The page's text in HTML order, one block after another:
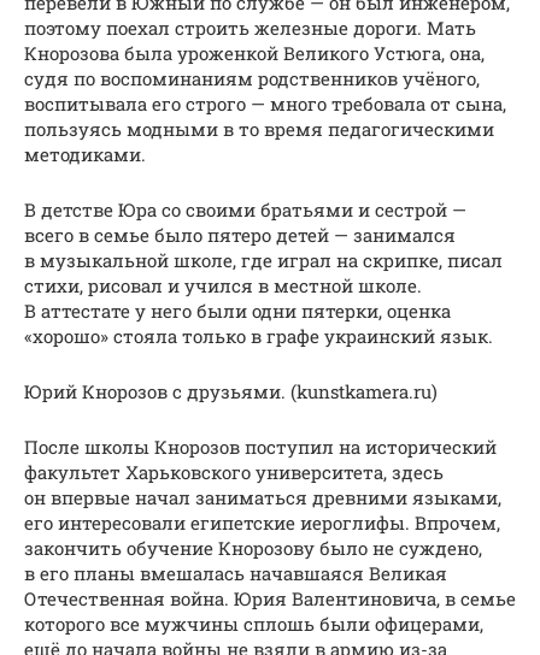
поэтому поехал строить железные дороги. Мать
Кнорозова была уроженкой Великого Устюга, она,
судя по воспоминаниям родственников учёного,
воспитывала его строго — много требовала от сына,
пользуясь модными в то время педагогическими
методиками.
В детстве Юра со своими братьями и сестрой —
всего в семье было пятеро детей — занимался
в музыкальной школе, где играл на скрипке, писал
стихи, рисовал и учился в местной школе.
В аттестате у него были одни пятерки, оценка
«хорошо» стояла только в графе украинский язык.
Юрий Кнорозов с друзьями. (kunstkamera.ru)
После школы Кнорозов поступил на исторический
факультет Харьковского университета, здесь
он впервые начал заниматься древними языками,
его интересовали египетские иероглифы. Впрочем,
закончить обучение Кнорозову было не суждено,
в его планы вмешалась начавшаяся Великая
Отечественная война. Юрия Валентиновича, в семье
которого все мужчины сплошь были офицерами,
ещё до начала войны не взяли в армию из-за